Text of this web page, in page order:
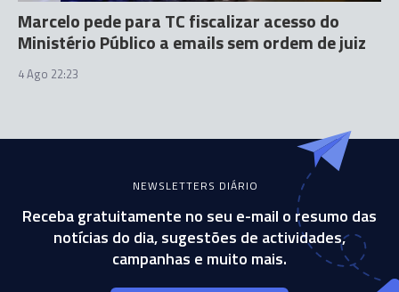
Marcelo pede para TC fiscalizar acesso do
Ministério Público a emails sem ordem de juiz
4 Ago 22:23
NEWSLETTERS DIÁRIO
Receba gratuitamente no seu e-mail o resumo das
notícias do dia, sugestões de actividades,
campanhas e muito mais.